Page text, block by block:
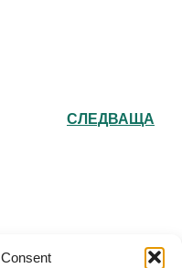
СЛЕДВАЩА
църква "Св.